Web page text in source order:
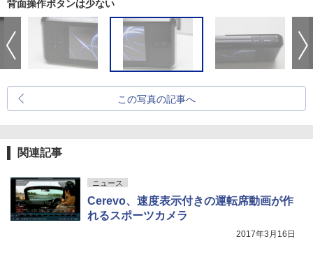
背面操作ボタンは少ない
この写真の記事へ
関連記事
ニュース
Cerevo、速度表示付きの運転席動画が作
れるスポーツカメラ
2017年3月16日